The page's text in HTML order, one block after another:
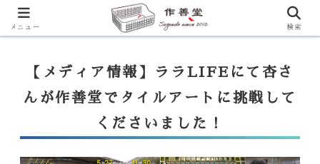
【ララLIFE】特注カウンター付シンク（40万円～）のお問合せはこ
一番下のフォームにご記入ください
【メディア情報】ララLIFEにて杏さ
んが作善堂でタイルアートに挑戦して
くださいました！
メニュー 検索